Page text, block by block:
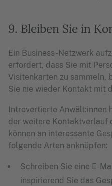
9. Bleiben Sie in
Ein Business-Netzwerk
erfordert, dass Sie mit
Visitenkarten zu sammeln,
Sie nie wieder Kontakt mit
Introvertierte Anwält:innen
der weitere Kontaktverlauf
können an interessante
folgende Arten anknüpfen:
Schreiben Sie eine E-
inspirierend Sie das